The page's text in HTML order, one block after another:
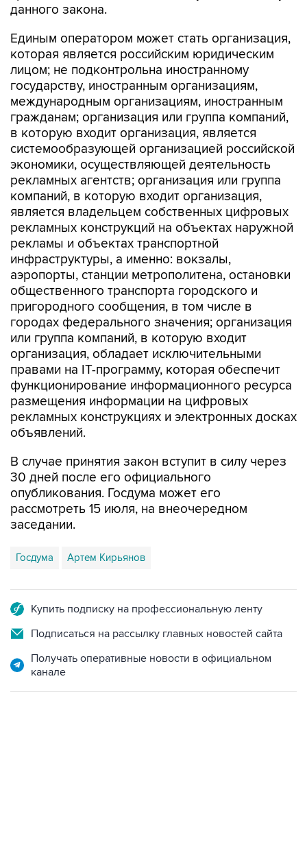
данного закона.
Единым оператором может стать организация,
которая является российским юридическим
лицом; не подконтрольна иностранному
государству, иностранным организациям,
международным организациям, иностранным
гражданам; организация или группа компаний,
в которую входит организация, является
системообразующей организацией российской
экономики, осуществляющей деятельность
рекламных агентств; организация или группа
компаний, в которую входит организация,
является владельцем собственных цифровых
рекламных конструкций на объектах наружной
рекламы и объектах транспортной
инфраструктуры, а именно: вокзалы,
аэропорты, станции метрополитена, остановки
общественного транспорта городского и
пригородного сообщения, в том числе в
городах федерального значения; организация
или группа компаний, в которую входит
организация, обладает исключительными
правами на IT-программу, которая обеспечит
функционирование информационного ресурса
размещения информации на цифровых
рекламных конструкциях и электронных досках
объявлений.
В случае принятия закон вступит в силу через
30 дней после его официального
опубликования. Госдума может его
рассмотреть 15 июля, на внеочередном
заседании.
Госдума Артем Кирьянов
Купить подписку на профессиональную ленту
Подписаться на рассылку главных новостей сайта
Получать оперативные новости в официальном
канале